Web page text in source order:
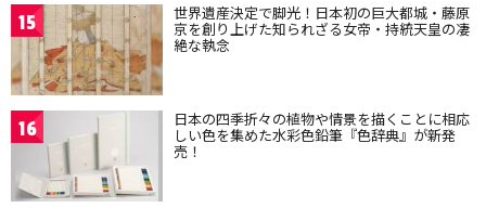
15 世界遺産決定で脚光！日本初の巨大都城・藤原
京を創り上げた知られざる女帝・持統天皇の凄
絶な執念
16 日本の四季折々の植物や情景を描くことに相応
しい色を集めた水彩色鉛筆『色辞典』が新発
売！